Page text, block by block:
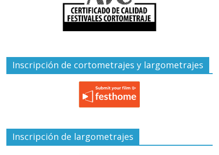
Inscripción de cortometrajes y largometrajes
Inscripción de largometrajes